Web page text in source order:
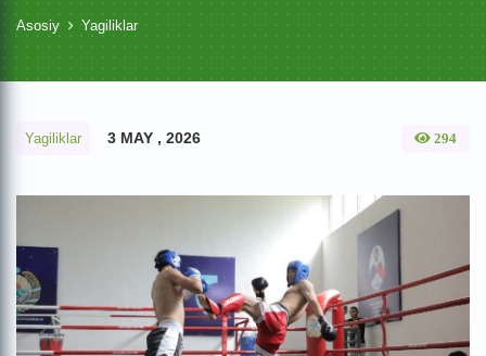
Asosiy Yagiliklar
Yagiliklar 3 MAY , 2026 294